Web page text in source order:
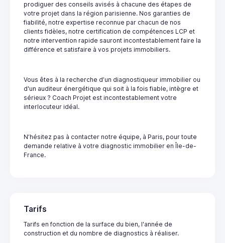
prodiguer des conseils avisés à chacune des étapes de
votre projet dans la région parisienne. Nos garanties de
fiabilité, notre expertise reconnue par chacun de nos
clients fidèles, notre certification de compétences LCP et
notre intervention rapide sauront incontestablement faire la
différence et satisfaire à vos projets immobiliers.
Vous êtes à la recherche d’un diagnostiqueur immobilier ou
d'un auditeur énergétique qui soit à la fois fiable, intègre et
sérieux ? Coach Projet est incontestablement votre
interlocuteur idéal.
N’hésitez pas à contacter notre équipe, à Paris, pour toute
demande relative à votre diagnostic immobilier en Île-de-
France.
Tarifs
Tarifs en fonction de la surface du bien, l'année de
construction et du nombre de diagnostics à réaliser.